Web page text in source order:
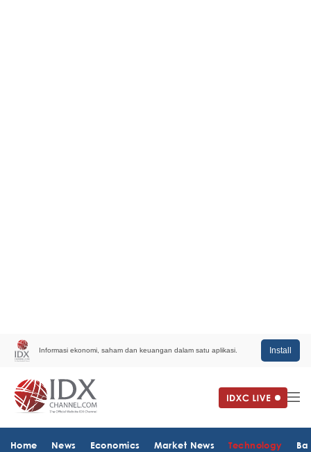
Informasi ekonomi, saham dan keuangan dalam satu aplikasi. Install
Home News Economics Market News Technology